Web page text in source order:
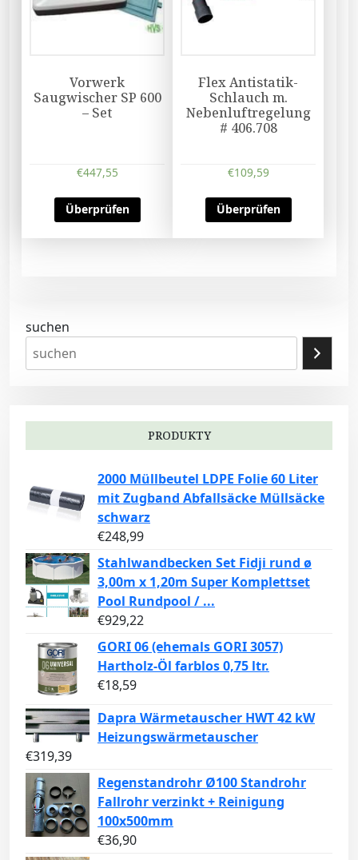
Vorwerk
Saugwischer SP 600
– Set
€447,55
Überprüfen
Flex Antistatik-
Schlauch m.
Nebenluftregelung
# 406.708
€109,59
Überprüfen
suchen
PRODUKTY
2000 Müllbeutel LDPE Folie 60 Liter
mit Zugband Abfallsäcke Müllsäcke
schwarz
€248,99
Stahlwandbecken Set Fidji rund ø
3,00m x 1,20m Super Komplettset
Pool Rundpool / ...
€929,22
GORI 06 (ehemals GORI 3057)
Hartholz-Öl farblos 0,75 ltr.
€18,59
Dapra Wärmetauscher HWT 42 kW
Heizungswärmetauscher
€319,39
Regenstandrohr Ø100 Standrohr
Fallrohr verzinkt + Reinigung
100x500mm
€36,90